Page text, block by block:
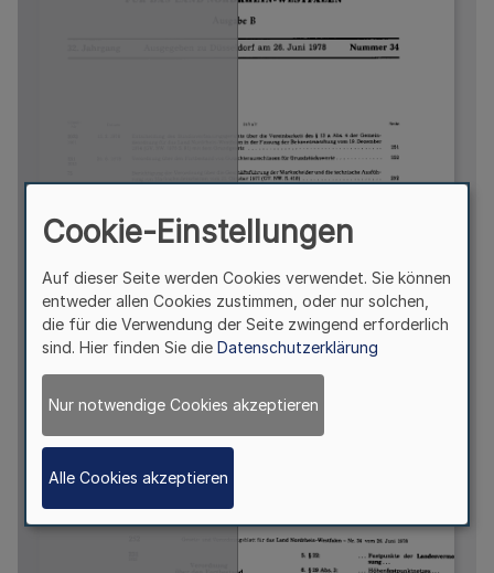
Cookie-Einstellungen
Auf dieser Seite werden Cookies verwendet. Sie können
entweder allen Cookies zustimmen, oder nur solchen,
die für die Verwendung der Seite zwingend erforderlich
sind. Hier finden Sie die Datenschutzerklärung
Nur notwendige Cookies akzeptieren
Alle Cookies akzeptieren